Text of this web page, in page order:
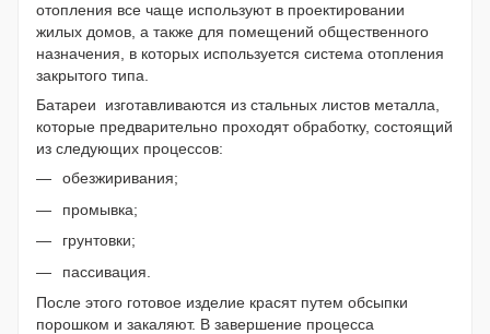
отопления все чаще используют в проектировании
жилых домов, а также для помещений общественного
назначения, в которых используется система отопления
закрытого типа.
Батареи
изготавливаются из стальных листов металла,
которые предварительно проходят обработку, состоящий
из следующих процессов:
обезжиривания;
промывка;
грунтовки;
пассивация.
После этого готовое изделие красят путем обсыпки
порошком и закаляют. В завершение процесса